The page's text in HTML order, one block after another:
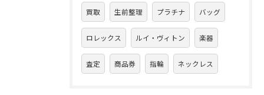
買取 生前整理 プラチナ バッグ
ロレックス ルイ・ヴィトン 楽器
査定 商品券 指輪 ネックレス